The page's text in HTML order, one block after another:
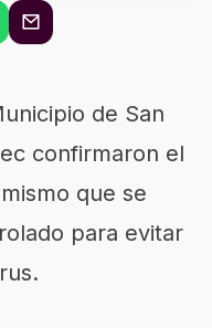
de San
confirmaron el
que se
para evitar